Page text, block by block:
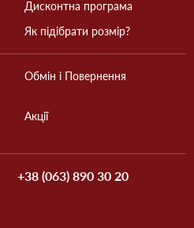
Дисконтна програма
Як підібрати розмір?
Обмін і Повернення
Акції
+38 (063) 890 30 20